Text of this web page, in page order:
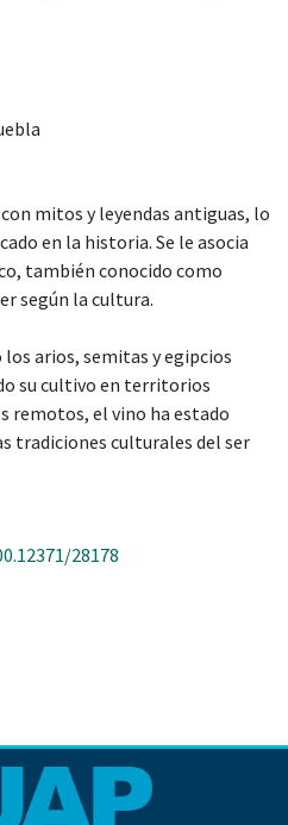
mitos y leyendas antiguas, lo
en la historia. Se le asocia
también conocido como
según la cultura.
arios, semitas y egipcios
su cultivo en territorios
remotos, el vino ha estado
tradiciones culturales del ser
28178